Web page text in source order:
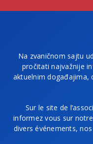
Na zvaničnom sajtu
pročitati najvažnije
aktuelnim događajima,
Sur le site de
informez vous sur
divers événements,